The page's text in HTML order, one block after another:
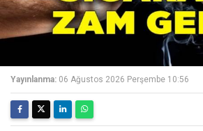
Yayınlanma: 06 Ağustos 2026 Perşembe 10:56